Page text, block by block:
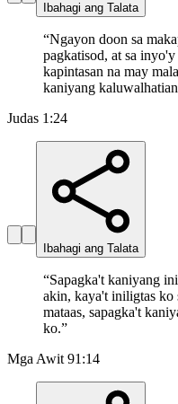
Ibahagi ang Talata
“Ngayon doon sa
pagkatisod, at sa
kapintasan na may
kaniyang
Judas 1:24
Ibahagi ang Talata
“Sapagka't kaniyang
akin, kaya't iniligtas ko
mataas, sapagka't
ko.”
Mga Awit 91:14